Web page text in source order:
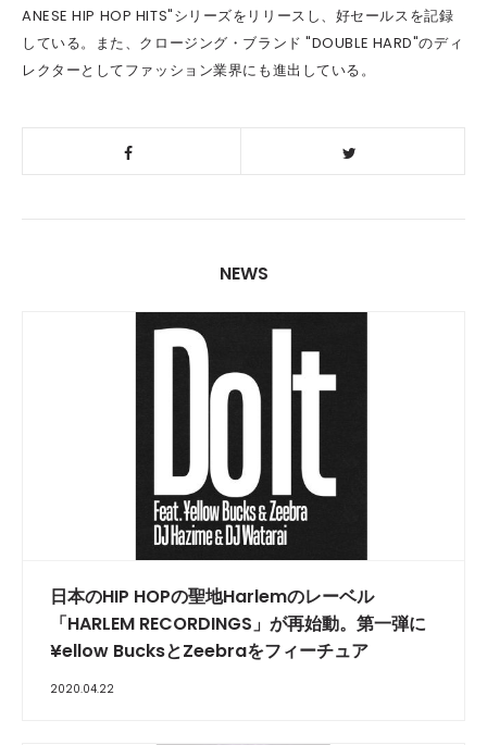
ANESE HIP HOP HITS"シリーズをリリースし、好セールスを記録
している。また、クロージング・ブランド "DOUBLE HARD"のディ
レクターとしてファッション業界にも進出している。
NEWS
日本のHIP HOPの聖地Harlemのレーベル
「HARLEM RECORDINGS」が再始動。第一弾に
¥ellow BucksとZeebraをフィーチュア
2020.04.22